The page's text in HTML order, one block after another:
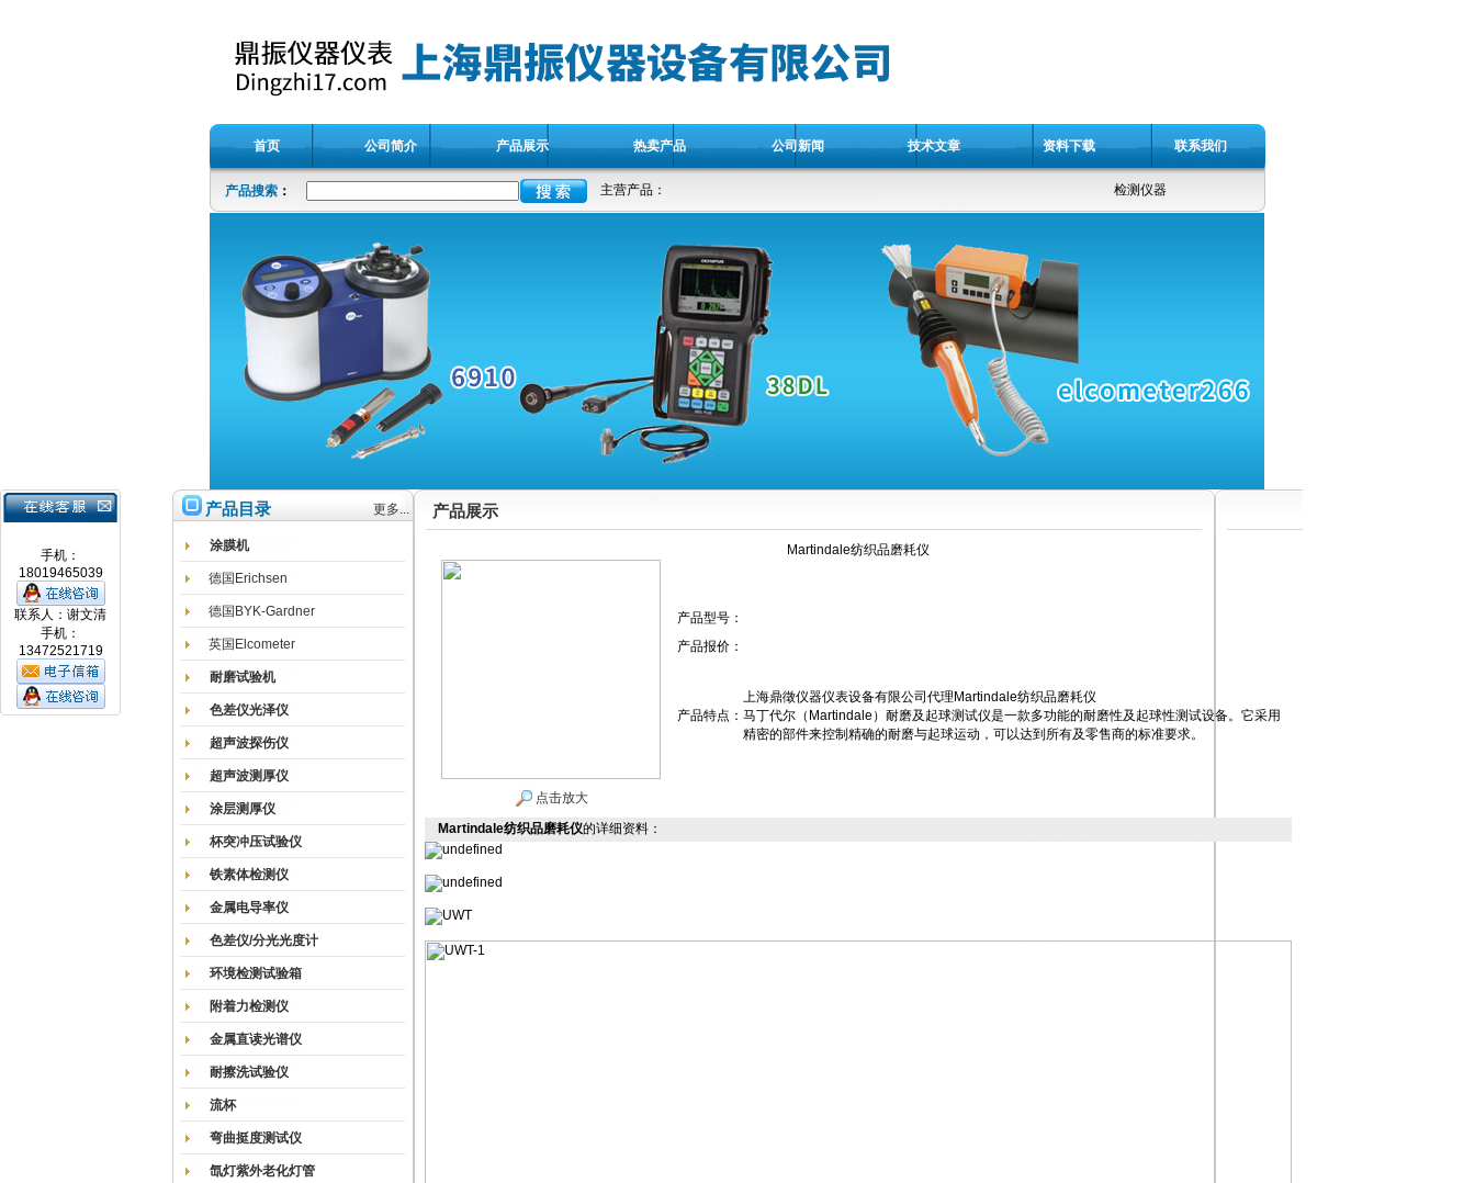
首页 公司简介 产品展示 热卖产品 公司新闻 技术文章 资料下载 联系我们
产品搜索 ： 主营产品： 检测仪器
手机：
18019465039
联系人：谢文清
手机：
13472521719
产品目录 更多...
涂膜机
德国Erichsen
德国BYK-Gardner
英国Elcometer
耐磨试验机
色差仪光泽仪
超声波探伤仪
超声波测厚仪
涂层测厚仪
杯突冲压试验仪
铁素体检测仪
金属电导率仪
色差仪/分光光度计
环境检测试验箱
附着力检测仪
金属直读光谱仪
耐擦洗试验仪
流杯
弯曲挺度测试仪
氙灯紫外老化灯管
产品展示
Martindale纺织品磨耗仪
点击放大
产品型号：
产品报价：
产品特点：
上海鼎徵仪器仪表设备有限公司代理Martindale纺织品磨耗仪
马丁代尔（Martindale）耐磨及起球测试仪是一款多功能的耐磨性及起球性测试设备。它采用
精密的部件来控制精确的耐磨与起球运动，可以达到所有及零售商的标准要求。
Martindale纺织品磨耗仪的详细资料：